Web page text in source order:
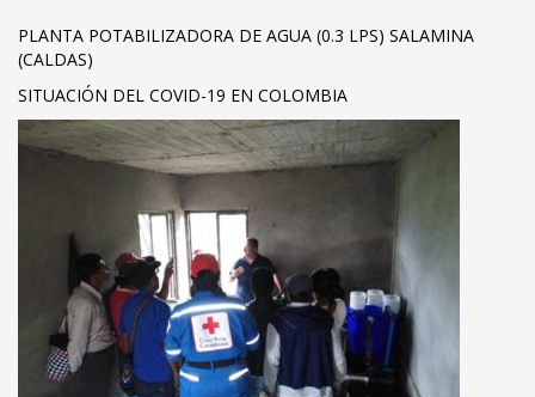
PLANTA POTABILIZADORA DE AGUA (0.3 LPS) SALAMINA
(CALDAS)
SITUACIÓN DEL COVID-19 EN COLOMBIA